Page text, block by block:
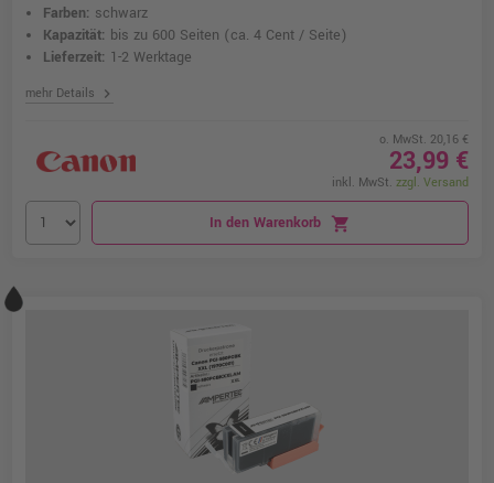
Farben: schwarz
Kapazität: bis zu 600 Seiten (ca. 4 Cent / Seite)
Lieferzeit: 1-2 Werktage
mehr Details chevron_right
o. MwSt. 20,16 €
23,99 €
inkl. MwSt. zzgl. Versand
In den Warenkorb shopping_cart